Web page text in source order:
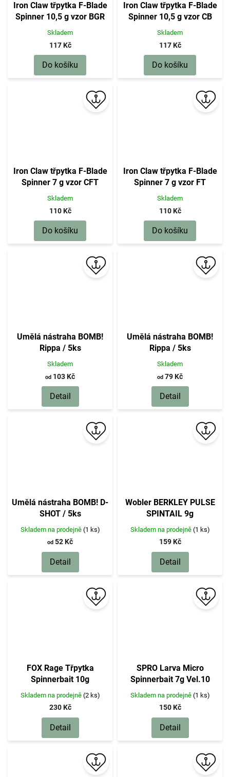
Iron Claw třpytka F-Blade
Spinner 10,5 g vzor BGR
Skladem
117 Kč
Do košíku
Iron Claw třpytka F-Blade
Spinner 10,5 g vzor CB
Skladem
117 Kč
Do košíku
Iron Claw třpytka F-Blade
Spinner 7 g vzor CFT
Skladem
110 Kč
Do košíku
Iron Claw třpytka F-Blade
Spinner 7 g vzor FT
Skladem
110 Kč
Do košíku
Umělá nástraha BOMB!
Rippa / 5ks
Skladem
od 103 Kč
Detail
Umělá nástraha BOMB!
Rippa / 5ks
Skladem
od 79 Kč
Detail
Umělá nástraha BOMB! D-
SHOT / 5ks
Skladem na prodejně (1 ks)
od 52 Kč
Detail
Wobler BERKLEY PULSE
SPINTAIL 9g
Skladem na prodejně (1 ks)
159 Kč
Detail
FOX Rage Třpytka
Spinnerbait 10g
Skladem na prodejně (2 ks)
230 Kč
Detail
SPRO Larva Micro
Spinnerbait 7g Vel.10
Skladem na prodejně (1 ks)
150 Kč
Detail